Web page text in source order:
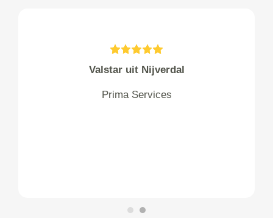
Valstar uit Nijverdal
Prima Services